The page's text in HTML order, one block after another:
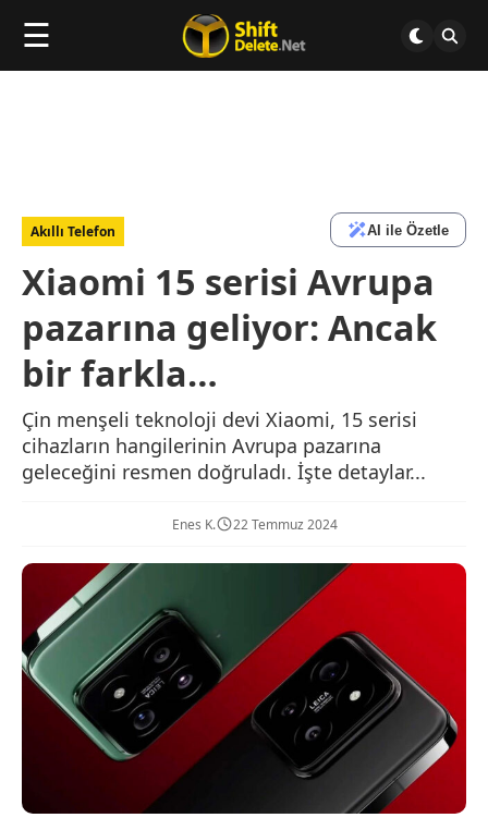
☰
Akıllı Telefon AI ile Özetle
Xiaomi 15 serisi Avrupa
pazarına geliyor: Ancak
bir farkla…
Çin menşeli teknoloji devi Xiaomi, 15 serisi
cihazların hangilerinin Avrupa pazarına
geleceğini resmen doğruladı. İşte detaylar...
Enes K. 22 Temmuz 2024